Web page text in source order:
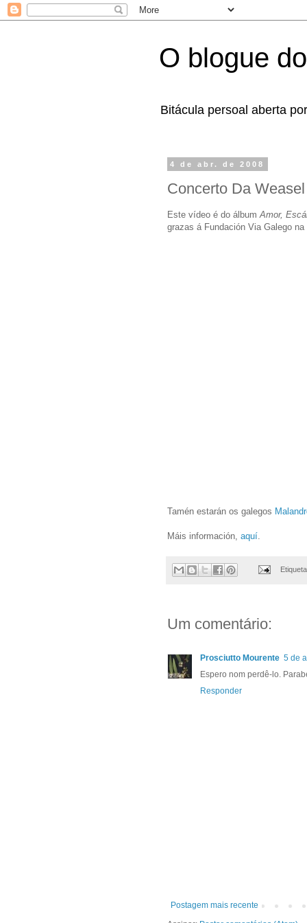
O blogue
Bitácula persoal aberta
4 de abr. de 2008
Concerto Da
Este vídeo é do álbum Amor,
grazas á Fundación Via Galego
Tamén estarán os galegos
Máis información, aquí
Um comentário:
Prosciutto Mourente 5 de
Espero nom perdê-lo.
Responder
Postagem mais recente